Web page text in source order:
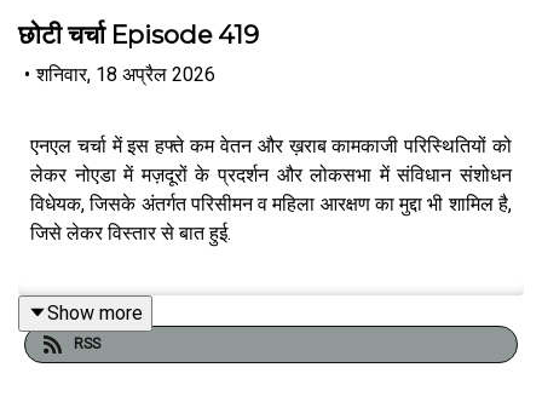
छोटी चर्चा Episode 419
• शनिवार, 18 अप्रैल 2026
एनएल चर्चा में इस हफ्ते कम वेतन और ख़राब कामकाजी परिस्थितियों को
लेकर नोएडा में मज़दूरों के प्रदर्शन और लोकसभा में संविधान संशोधन
विधेयक, जिसके अंतर्गत परिसीमन व महिला आरक्षण का मुद्दा भी शामिल है,
जिसे लेकर विस्तार से बात हुई.
इस हफ्ते चर्चा में बतौर मेहमान सेवानिवृत्त डिप्टी चीफ श्रम आयुक्त
अभिजीत कुमार और वरिष्ठ पत्रकार हृदयेश जोशी ने हिस्सा लिया.
Show more
RSS